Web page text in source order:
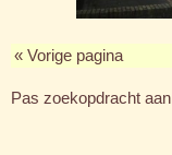
« Vorige pagina
Pas zoekopdracht aan